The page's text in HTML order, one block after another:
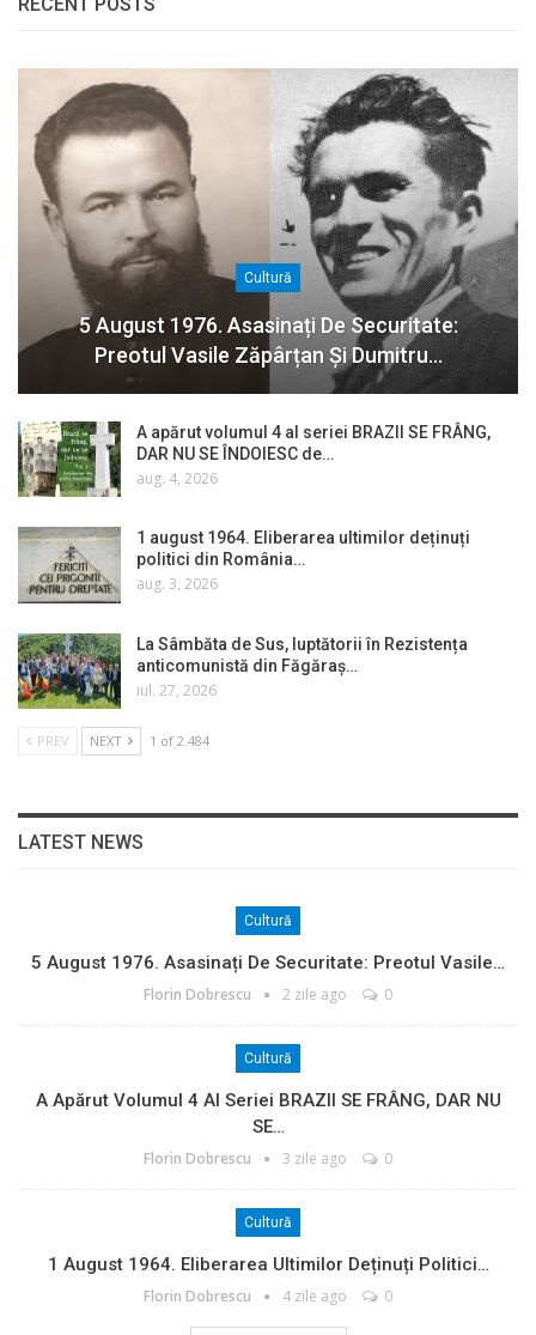
Cultură
5 August 1976. Asasinați De Securitate:
Preotul Vasile Zăpârțan Și Dumitru…
A apărut volumul 4 al seriei BRAZII SE FRÂNG,
DAR NU SE ÎNDOIESC de…
aug. 4, 2026
1 august 1964. Eliberarea ultimilor deținuți
politici din România…
aug. 3, 2026
La Sâmbăta de Sus, luptătorii în Rezistența
anticomunistă din Făgăraș…
iul. 27, 2026
PREV NEXT 1 of 2.484
LATEST NEWS
Cultură
5 August 1976. Asasinați De Securitate: Preotul Vasile…
Florin Dobrescu 2 zile ago 0
Cultură
A Apărut Volumul 4 Al Seriei BRAZII SE FRÂNG, DAR NU
SE…
Florin Dobrescu 3 zile ago 0
Cultură
1 August 1964. Eliberarea Ultimilor Deținuți Politici…
Florin Dobrescu 4 zile ago 0